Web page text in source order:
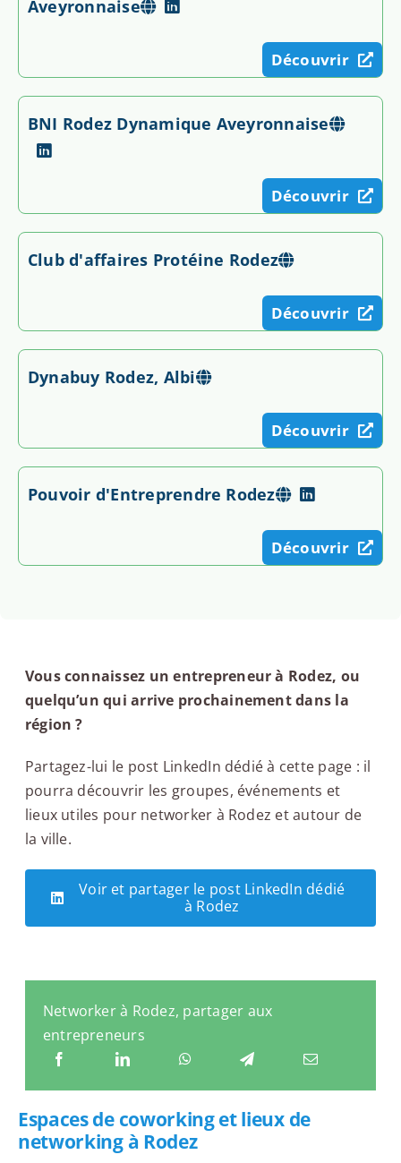
Aveyronnaise
Découvrir
BNI Rodez Dynamique Aveyronnaise
Découvrir
Club d'affaires Protéine Rodez
Découvrir
Dynabuy Rodez, Albi
Découvrir
Pouvoir d'Entreprendre Rodez
Découvrir
Vous connaissez un entrepreneur à Rodez, ou
quelqu’un qui arrive prochainement dans la
région ?
Partagez-lui le post LinkedIn dédié à cette page : il
pourra découvrir les groupes, événements et
lieux utiles pour networker à Rodez et autour de
la ville.
Voir et partager le post LinkedIn dédié
à Rodez
Networker à Rodez, partager aux
entrepreneurs
Espaces de coworking et lieux de
networking à Rodez